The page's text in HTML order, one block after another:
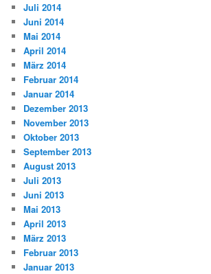
Juli 2014
Juni 2014
Mai 2014
April 2014
März 2014
Februar 2014
Januar 2014
Dezember 2013
November 2013
Oktober 2013
September 2013
August 2013
Juli 2013
Juni 2013
Mai 2013
April 2013
März 2013
Februar 2013
Januar 2013